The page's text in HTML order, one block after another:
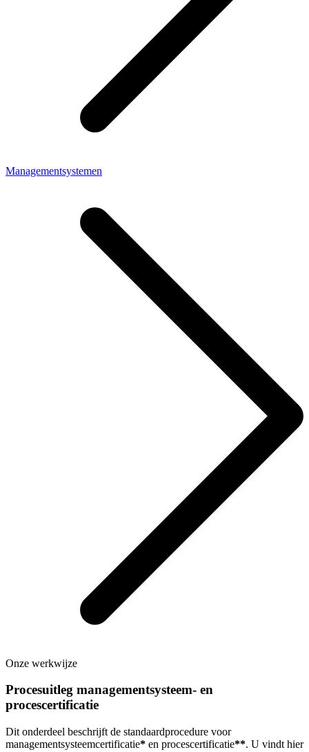
Managementsystemen
Onze werkwijze
Procesuitleg managementsysteem- en
procescertificatie
Dit onderdeel beschrijft de standaardprocedure voor
managementsysteemcertificatie* en procescertificatie**. U vindt hier